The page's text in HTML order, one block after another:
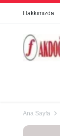
Hakkımızda
Ana Sayfa